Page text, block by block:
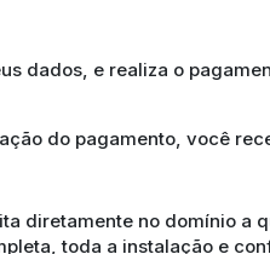
dados, e realiza o
do pagamento, você
diretamente no domínio a
toda a instalação e